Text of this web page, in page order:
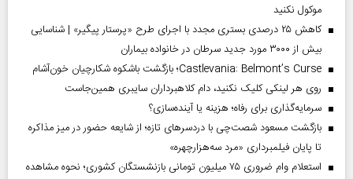
موکول نکنید
کاهش ۲۵ درصدی بستری مجدد با اجرای طرح «پرستار پیگیر» | شناسایی
بیش از ۳۰۰۰ مورد جدید سرطان در خانواده بیماران
Castlevania: Belmont’s Curse؛ بازگشت باشکوه شکارچیان خون‌آشام
روی هر لینکی کلیک نکنید، دام کلاهبرداران سایبری همین‌جاست
سرمایه‌گذاری برای رفاه؛ هزینه یا آینده‌سازی؟
بازگشت مسعود شصت‌چی با دردسر‌های تازه؛ از شایعه حضور در میز مذاکره
تا پایان فیلمبرداری «مرد سه‌هزارچهره»
استعلام وام ضروری ۷۵ میلیون تومانی بازنشستگان کشوری؛ نحوه مشاهده